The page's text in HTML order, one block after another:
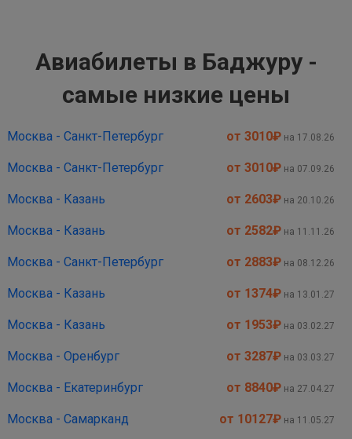
Авиабилеты в Баджуру -
самые низкие цены
Москва - Санкт-Петербург от 3010₽ на 17.08.26
Москва - Санкт-Петербург от 3010₽ на 07.09.26
Москва - Казань от 2603₽ на 20.10.26
Москва - Казань от 2582₽ на 11.11.26
Москва - Санкт-Петербург от 2883₽ на 08.12.26
Москва - Казань от 1374₽ на 13.01.27
Москва - Казань от 1953₽ на 03.02.27
Москва - Оренбург от 3287₽ на 03.03.27
Москва - Екатеринбург от 8840₽ на 27.04.27
Москва - Самарканд от 10127₽ на 11.05.27